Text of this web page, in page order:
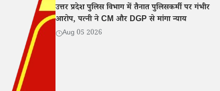
उत्तर प्रदेश पुलिस विभाग में तैनात पुलिसकर्मी पर गंभीर
आरोप, पत्नी ने CM और DGP से मांगा न्याय
Aug 05 2026